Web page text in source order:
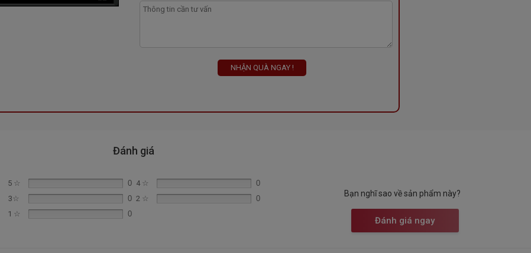
hãng. Chúng tôi luôn luôn cố gắng phát triển không ngừng
địa chỉ showroom gần nhất, liên hệ hotline:
NHẬN QUÀ NGAY !
Đánh giá
5 ☆ 0 4 ☆
0
3☆
0 2 ☆
0
1 ☆
0
Bạn nghĩ sao về sản phẩm này?
Đánh giá ngay